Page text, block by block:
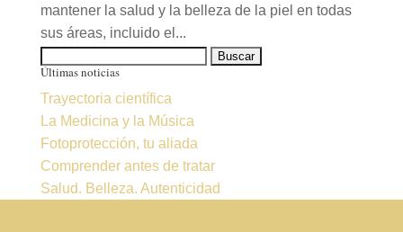
mantener la salud y la belleza de la piel en todas
sus áreas, incluido el...
Últimas noticias
Trayectoria científica
La Medicina y la Música
Fotoprotección, tu aliada
Comprender antes de tratar
Salud. Belleza. Autenticidad